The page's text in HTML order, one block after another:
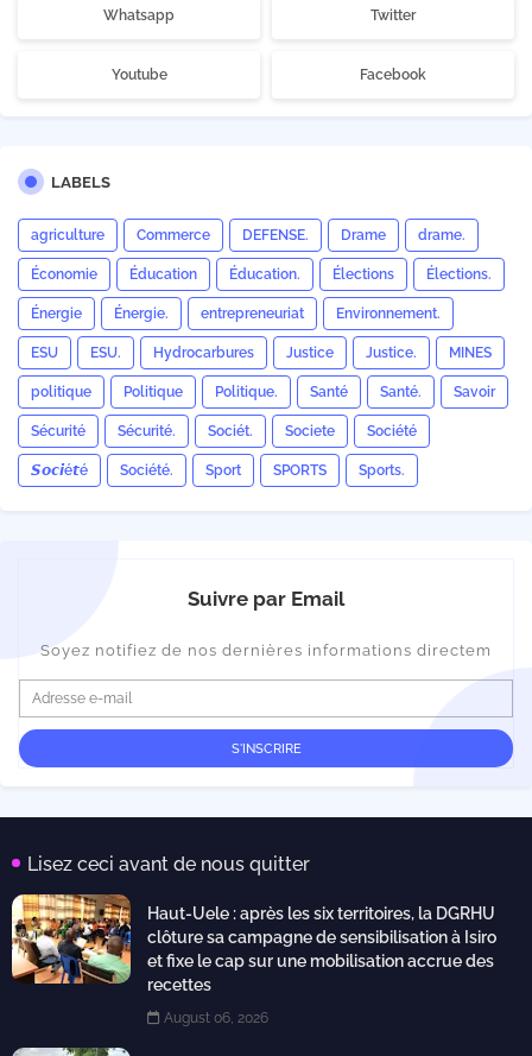
Whatsapp Twitter
Youtube Facebook
LABELS
agriculture Commerce DEFENSE. Drame drame.
Économie Éducation Éducation. Élections Élections.
Énergie Énergie. entrepreneuriat Environnement.
ESU ESU. Hydrocarbures Justice Justice. MINES
politique Politique Politique. Santé Santé. Savoir
Sécurité Sécurité. Sociét. Societe Société
𝙎𝙤𝙘𝙞é𝙩é Société. Sport SPORTS Sports.
Suivre par Email
Soyez notifiez de nos dernières informations directem
Lisez ceci avant de nous quitter
Haut-Uele : après les six territoires, la DGRHU
clôture sa campagne de sensibilisation à Isiro
et fixe le cap sur une mobilisation accrue des
recettes
August 06, 2026